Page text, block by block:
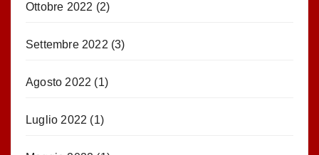
Ottobre 2022 (2)
Settembre 2022 (3)
Agosto 2022 (1)
Luglio 2022 (1)